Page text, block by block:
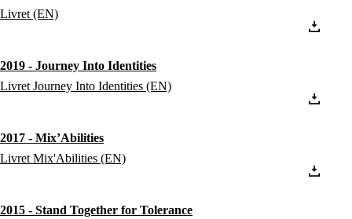
Livret (EN)
2019 - Journey Into Identities
Livret Journey Into Identities (EN)
2017 - Mix’Abilities
Livret Mix'Abilities (EN)
2015 - Stand Together for Tolerance